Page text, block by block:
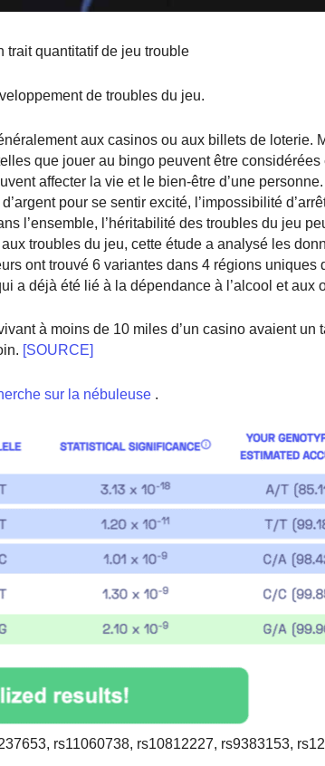
trait quantitatif de jeu trouble
de troubles du jeu.
aux casinos ou aux billets de loterie.
que jouer au bingo peuvent être considérées
affecter la vie et le bien-être d’une
pour se sentir excité, l’impossibilité
l’ensemble, l’héritabilité des troubles du jeu
troubles du jeu, cette étude a analysé les
ont trouvé 6 variantes dans 4 régions uniques
a déjà été lié à la dépendance à l’alcool et aux
à moins de 10 miles d’un casino avaient un
[SOURCE]
sur la nébuleuse .
rs11060738, rs10812227, rs9383153,